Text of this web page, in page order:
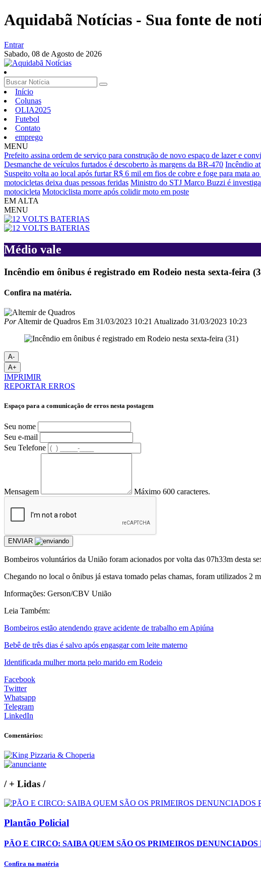
Aquidabã Notícias - Sua fonte de
Entrar
Sabado, 08 de Agosto de 2026
Início
Colunas
OLIA2025
Futebol
Contato
emprego
MENU
Prefeito assina ordem de serviço para construção de novo espaço de lazer e
Desmanche de veículos furtados é descoberto às margens da BR-470 Incêndio
Suspeito volta ao local após furtar R$ 6 mil em fios de cobre e foge para mata ao
motocicletas deixa duas pessoas feridas Ministro do STJ Marco Buzzi é
motocicleta Motociclista morre após colidir moto em poste
EM ALTA
MENU
Médio vale
Incêndio em ônibus é registrado em Rodeio nesta sexta-feira
Confira na matéria.
PorAltemir de Quadros Em 31/03/2023 10:21 Atualizado 31/03/2023 10:23
A-
A+
IMPRIMIR
REPORTAR ERROS
Espaço para a comunicação de erros nesta postagem
Seu nome
Seu e-mail
Seu Telefone
Mensagem Máximo 600 caracteres.
ENVIAR
Bombeiros voluntários da União foram acionados por volta das 07h33m desta
Chegando no local o ônibus já estava tomado pelas chamas, foram utilizados 2
Informações: Gerson/CBV União
Leia Também:
Bombeiros estão atendendo grave acidente de trabalho em Apiúna
Bebê de três dias é salvo após engasgar com leite materno
Identificada mulher morta pelo marido em Rodeio
Facebook
Twitter
Whatsapp
Telegram
LinkedIn
Comentários:
/+ Lidas /
Plantão Policial
PÃO E CIRCO: SAIBA QUEM SÃO OS PRIMEIROS
Confira na matéria